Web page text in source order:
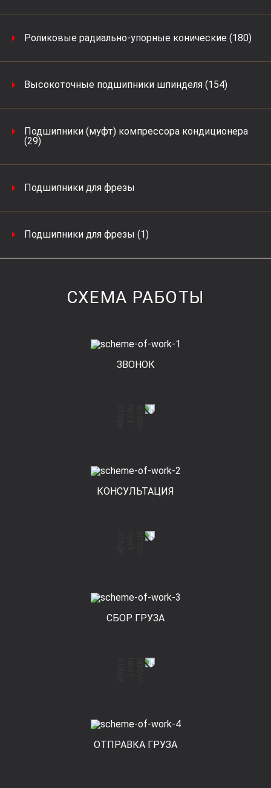
Роликовые радиально-упорные конические (180)
Высокоточные подшипники шпинделя (154)
Подшипники (муфт) компрессора кондиционера
(29)
Подшипники для фрезы
Подшипники для фрезы (1)
СХЕМА РАБОТЫ
ЗВОНОК
КОНСУЛЬТАЦИЯ
СБОР ГРУЗА
ОТПРАВКА ГРУЗА